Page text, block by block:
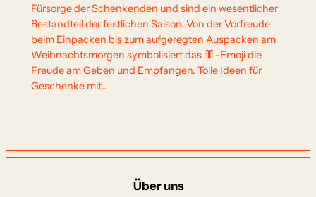
Fürsorge der Schenkenden und sind ein wesentlicher
Bestandteil der festlichen Saison. Von der Vorfreude
beim Einpacken bis zum aufgeregten Auspacken am
Weihnachtsmorgen symbolisiert das
-Emoji die
Freude am Geben und Empfangen. Tolle Ideen für
Geschenke mit…
Über uns